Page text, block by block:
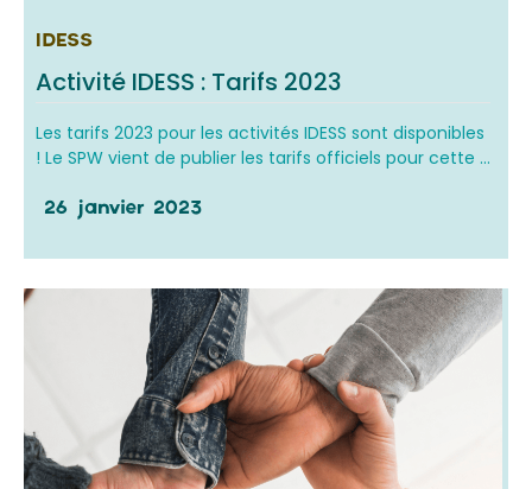
IDESS
Activité IDESS : Tarifs 2023
Les tarifs 2023 pour les activités IDESS sont disponibles
! Le SPW vient de publier les tarifs officiels pour cette ...
26 janvier 2023